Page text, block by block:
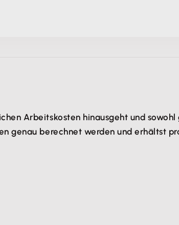
Arbeitskosten hinausgeht und
genau berechnet werden und erhältst